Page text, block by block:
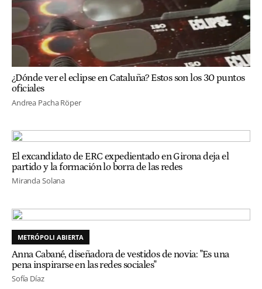
¿Dónde ver el eclipse en Cataluña? Estos son los 30 puntos
oficiales
Andrea Pacha Röper
El excandidato de ERC expedientado en Girona deja el
partido y la formación lo borra de las redes
Miranda Solana
METRÓPOLI ABIERTA
Anna Cabané, diseñadora de vestidos de novia: "Es una
pena inspirarse en las redes sociales"
Sofía Díaz